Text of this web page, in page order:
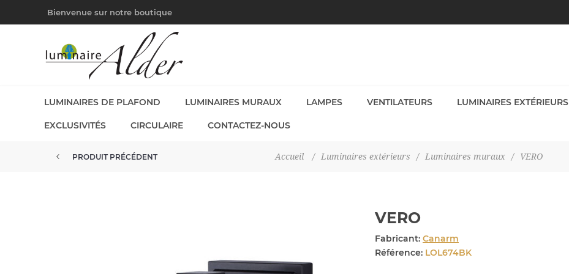
Bienvenue sur notre boutique
LUMINAIRES DE PLAFOND LUMINAIRES MURAUX LAMPES VENTILATEURS LUMINAIRES EXTÉRIEURS
EXCLUSIVITÉS CIRCULAIRE CONTACTEZ-NOUS
Accueil / Luminaires extérieurs / Luminaires muraux / VERO
PRODUIT PRÉCÉDENT
VERO
Fabricant: Canarm
Référence: LOL674BK